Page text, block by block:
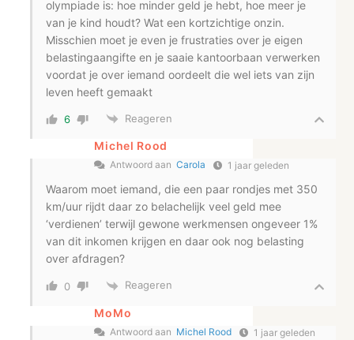
olympiade is: hoe minder geld je hebt, hoe meer je
van je kind houdt? Wat een kortzichtige onzin.
Misschien moet je even je frustraties over je eigen
belastingaangifte en je saaie kantoorbaan verwerken
voordat je over iemand oordeelt die wel iets van zijn
leven heeft gemaakt
6 Reageren
Michel Rood
Antwoord aanCarola 1 jaar geleden
Waarom moet iemand, die een paar rondjes met 350
km/uur rijdt daar zo belachelijk veel geld mee
‘verdienen’ terwijl gewone werkmensen ongeveer 1%
van dit inkomen krijgen en daar ook nog belasting
over afdragen?
0 Reageren
MoMo
Antwoord aan Michel Rood 1 jaar geleden